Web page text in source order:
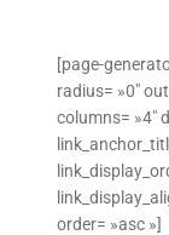
[page-
radius= »0″
columns= »4″
order= »asc »]